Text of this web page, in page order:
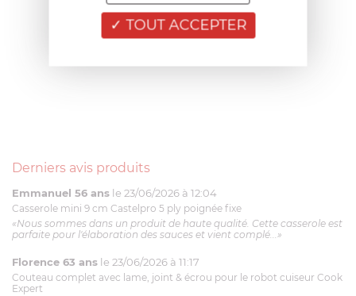
Derniers avis produits
Emmanuel 56 ans le 23/06/2026 à 12:04
Casserole mini 9 cm Castelpro 5 ply poignée fixe
«Nous sommes dans un produit de haute qualité. Cette casserole est
parfaite pour l'élaboration des sauces et vient complé...»
Florence 63 ans le 23/06/2026 à 11:17
Couteau complet avec lame, joint & écrou pour le robot cuiseur Cook
Expert
TOUT ACCEPTER